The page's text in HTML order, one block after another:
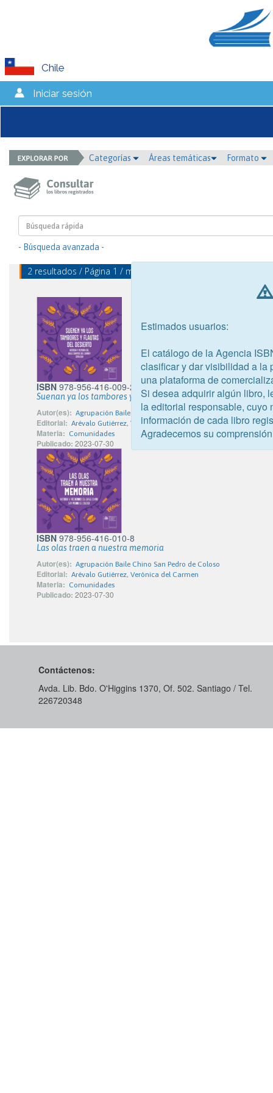
Chile
Iniciar sesión
Categorías Áreas temáticas Formato
- Búsqueda avanzada -
2 resultados / Página 1 / mostrando 1 - 2
ISBN 978-956-416-009-2
Suenan ya los tambores y flautas en el desierto
Autor(es): Agrupación Baile Chinito del Carmen Coya Sur
Editorial: Arévalo Gutiérrez, Verónica del Carmen
Materia: Comunidades
Publicado: 2023-07-30
ISBN 978-956-416-010-8
Las olas traen a nuestra memoria
Autor(es): Agrupación Baile Chino San Pedro de Coloso
Editorial: Arévalo Gutiérrez, Verónica del Carmen
Materia: Comunidades
Publicado: 2023-07-30
Contáctenos:
Avda. Lib. Bdo. O'Higgins 1370, Of. 502. Santiago / Tel.
226720348
Estimados usuarios:
El catálogo de la Agencia
clasificar y dar visibilidad a la
una plataforma de
Si desea adquirir algún libro,
la editorial responsable, cuyo
información de cada libro
Agradecemos su